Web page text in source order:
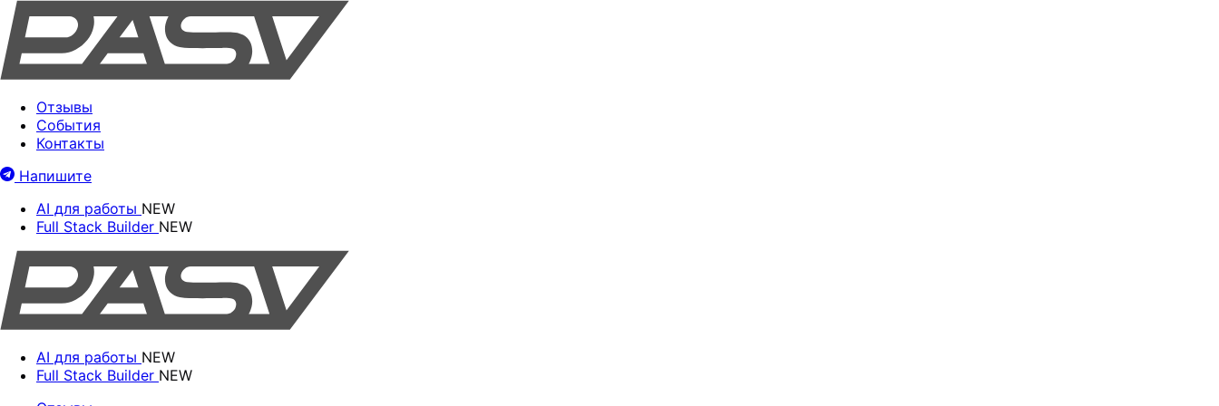
Отзывы
События
Контакты
Напишите
AI для работы NEW
Full Stack Builder NEW
AI для работы NEW
Full Stack Builder NEW